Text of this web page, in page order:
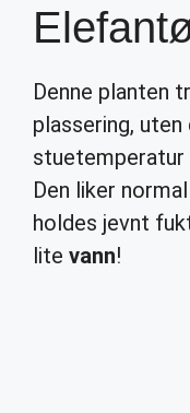
Denne planten
plassering,
stuetemperatur
Den liker
holdes jevnt
litevann!